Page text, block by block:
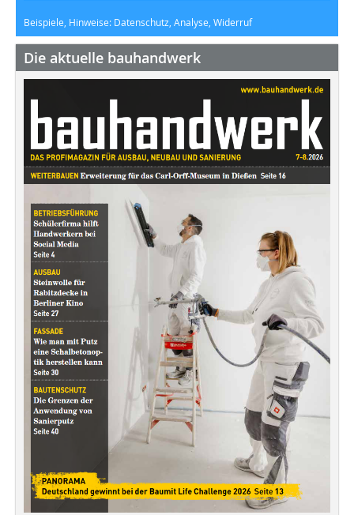
Beispiele, Hinweise: Datenschutz, Analyse, Widerruf
Die aktuelle bauhandwerk